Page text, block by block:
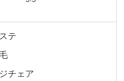
テ
チェア